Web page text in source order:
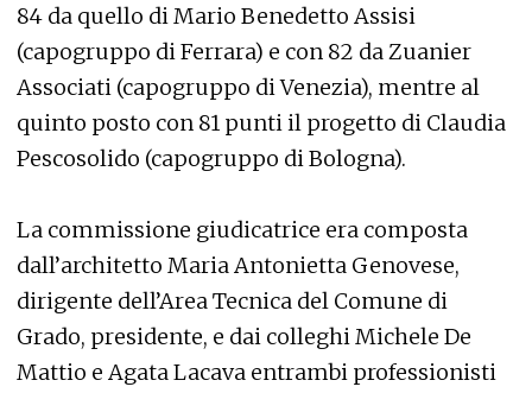
84 da quello di Mario Benedetto Assisi
(capogruppo di Ferrara) e con 82 da Zuanier
Associati (capogruppo di Venezia), mentre al
quinto posto con 81 punti il progetto di Claudia
Pescosolido (capogruppo di Bologna).
La commissione giudicatrice era composta
dall’architetto Maria Antonietta Genovese,
dirigente dell’Area Tecnica del Comune di
Grado, presidente, e dai colleghi Michele De
Mattio e Agata Lacava entrambi professionisti